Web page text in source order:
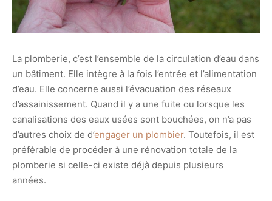
La plomberie, c’est l’ensemble de la circulation d’eau dans
un bâtiment. Elle intègre à la fois l’entrée et l’alimentation
d’eau. Elle concerne aussi l’évacuation des réseaux
d’assainissement. Quand il y a une fuite ou lorsque les
canalisations des eaux usées sont bouchées, on n’a pas
d’autres choix de d’engager un plombier. Toutefois, il est
préférable de procéder à une rénovation totale de la
plomberie si celle-ci existe déjà depuis plusieurs
années.